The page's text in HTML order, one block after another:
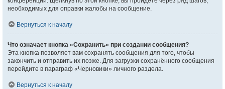
необходимых для оправки жалобы на сообщение.
Вернуться к началу
Что означает кнопка «Сохранить» при создании сообщения?
Эта кнопка позволяет вам сохранять сообщения для того, чтобы
закончить и отправить их позже. Для загрузки сохранённого сообщения
перейдите в параграф «Черновики» личного раздела.
Вернуться к началу